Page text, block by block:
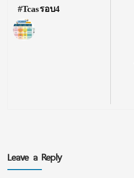
#tcasรอบ4
Leave a Reply